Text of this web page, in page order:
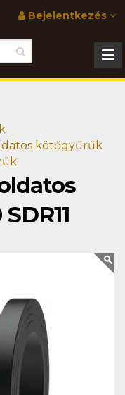
Bejelentkezés
kötőgyűrűk